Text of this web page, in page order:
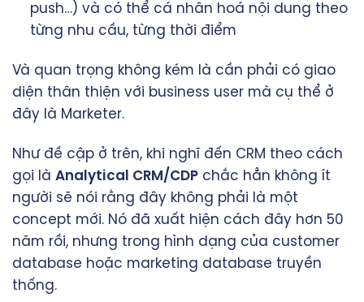
push…) và có thể cá nhân hoá nội dung theo
từng nhu cầu, từng thời điểm
Và quan trọng không kém là cần phải có giao
diện thân thiện với business user mà cụ thể ở
đây là Marketer.
Như đề cập ở trên, khi nghĩ đến CRM theo cách
gọi là Analytical CRM/CDP chắc hẳn không ít
người sẽ nói rằng đây không phải là một
concept mới. Nó đã xuất hiện cách đây hơn 50
năm rồi, nhưng trong hình dạng của customer
database hoặc marketing database truyền
thống.